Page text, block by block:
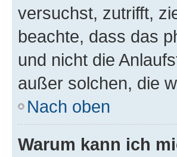
versuchst, zutrifft,
beachte, dass das
und nicht die
außer solchen, die
Nach oben
Warum kann ich